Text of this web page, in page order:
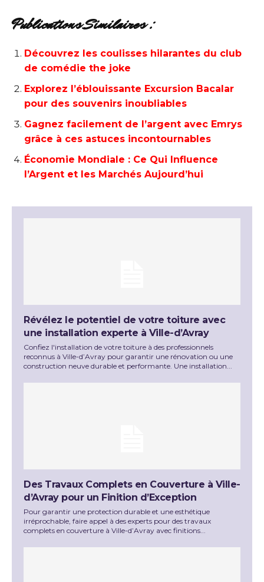
Publications Similaires :
Découvrez les coulisses hilarantes du club
de comédie the joke
Explorez l’éblouissante Excursion Bacalar
pour des souvenirs inoubliables
Gagnez facilement de l’argent avec Emrys
grâce à ces astuces incontournables
Économie Mondiale : Ce Qui Influence
l’Argent et les Marchés Aujourd’hui
Révélez le potentiel de votre toiture avec
une installation experte à Ville-d’Avray
Confiez l'installation de votre toiture à des professionnels
reconnus à Ville-d’Avray pour garantir une rénovation ou une
construction neuve durable et performante. Une installation...
Des Travaux Complets en Couverture à Ville-
d’Avray pour un Finition d’Exception
Pour garantir une protection durable et une esthétique
irréprochable, faire appel à des experts pour des travaux
complets en couverture à Ville-d’Avray avec finitions...